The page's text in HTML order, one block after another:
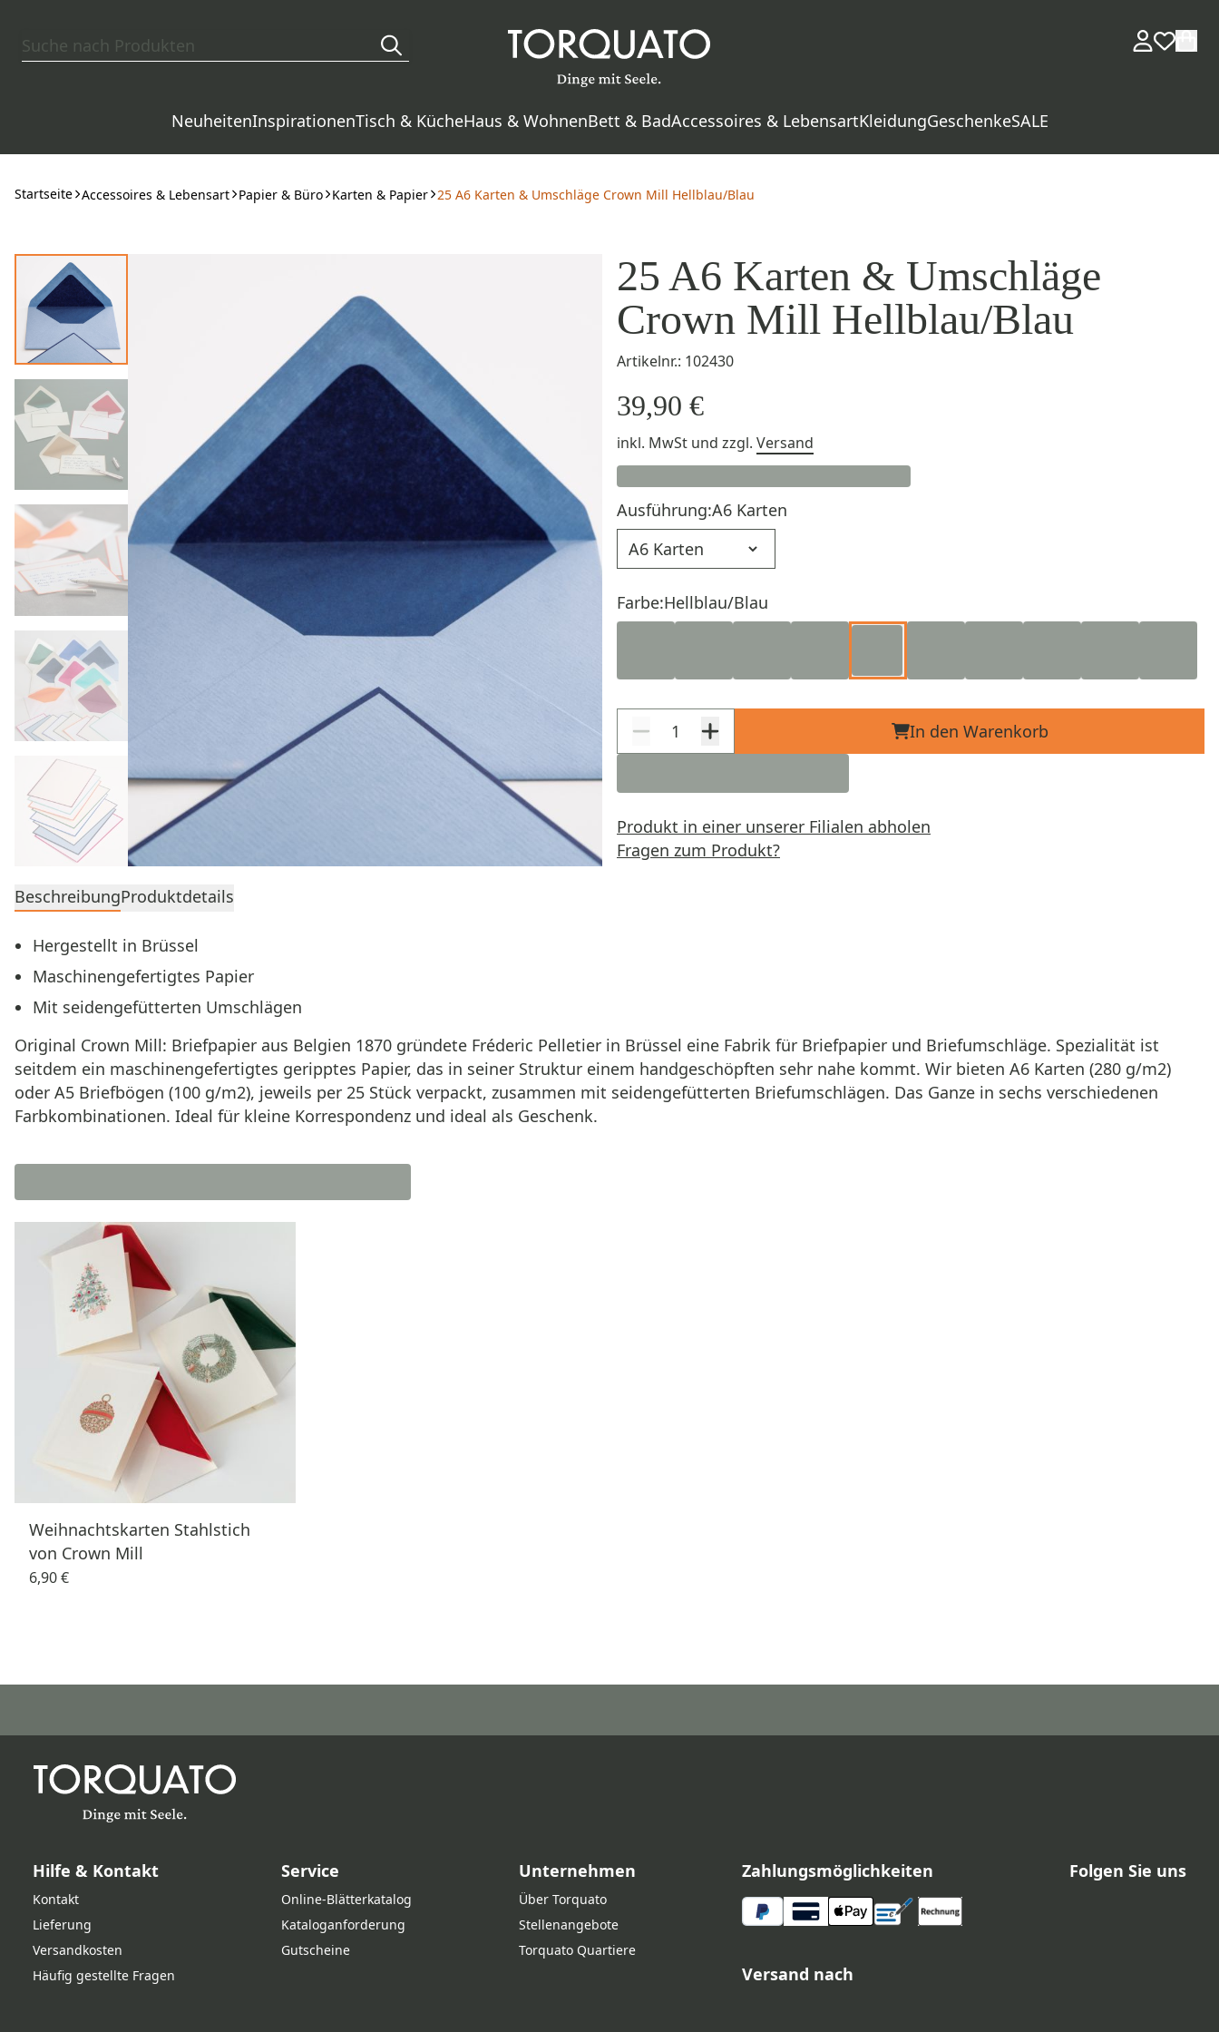
NeuheitenInspirationenTisch & KücheHaus & WohnenBett & BadAccessoires & LebensartKleidungGeschenkeSALE
Startseite Accessoires & Lebensart Papier & Büro Karten & Papier 25 A6 Karten & Umschläge Crown Mill Hellblau/Blau
25 A6 Karten & Umschläge
Crown Mill Hellblau/Blau
Artikelnr.: 102430
39,90 €
inkl. MwSt und zzgl. Versand
Ausführung:A6 Karten
Farbe:Hellblau/Blau
In den Warenkorb
Produkt in einer unserer Filialen abholen
Fragen zum Produkt?
BeschreibungProduktdetails
Hergestellt in Brüssel
Maschinengefertigtes Papier
Mit seidengefütterten Umschlägen
Original Crown Mill: Briefpapier aus Belgien 1870 gründete Fréderic Pelletier in Brüssel eine Fabrik für Briefpapier und Briefumschläge. Spezialität ist
seitdem ein maschinengefertigtes geripptes Papier, das in seiner Struktur einem handgeschöpften sehr nahe kommt. Wir bieten A6 Karten (280 g/m2)
oder A5 Briefbögen (100 g/m2), jeweils per 25 Stück verpackt, zusammen mit seidengefütterten Briefumschlägen. Das Ganze in sechs verschiedenen
Farbkombinationen. Ideal für kleine Korrespondenz und ideal als Geschenk.
Weihnachtskarten Stahlstich
von Crown Mill
6,90 €
Hilfe & Kontakt
Kontakt
Lieferung
Versandkosten
Häufig gestellte Fragen
Service
Online‑Blätterkatalog
Kataloganforderung
Gutscheine
Unternehmen
Über Torquato
Stellenangebote
Torquato Quartiere
Zahlungsmöglichkeiten
Versand nach
Folgen Sie uns